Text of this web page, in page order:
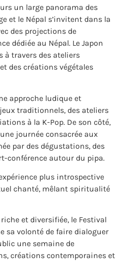
un large panorama des
et le Népal s’invitent dans la
des projections de
dédiée au Népal. Le Japon
à travers des ateliers
des créations végétales
approche ludique et
traditionnels, des ateliers
à la K-Pop. De son côté,
journée consacrée aux
par des dégustations, des
conférence autour du pipa.
plus introspective
chanté, mêlant spiritualité
et diversifiée, le Festival
sa volonté de faire dialoguer
une semaine de
créations contemporaines et